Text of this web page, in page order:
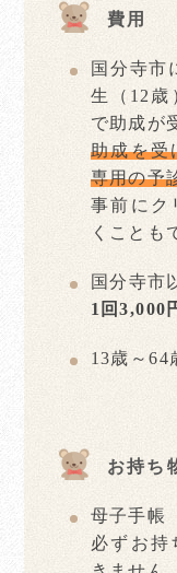
費用
国分寺市
生（12歳
で助成が
助成を受
専用の予
事前にク
くことも
国分寺市
1回3,000
13歳～64
お持ち
母子手帳
必ずお持